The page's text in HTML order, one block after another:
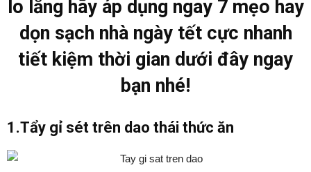
lo lắng hãy áp dụng ngay 7 mẹo hay
dọn sạch nhà ngày tết cực nhanh
tiết kiệm thời gian dưới đây ngay
bạn nhé!
1.Tẩy gỉ sét trên dao thái thức ăn